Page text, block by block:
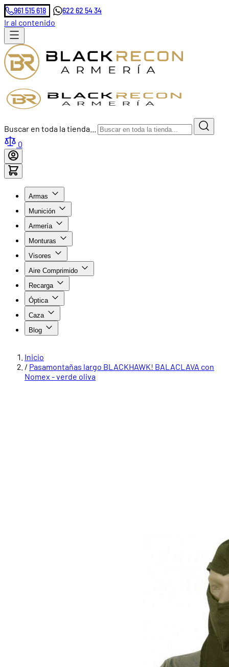
961 515 618 622 62 54 34
Ir al contenido
Buscar en toda la tienda...
0
Armas
Munición
Armería
Monturas
Visores
Aire Comprimido
Recarga
Óptica
Caza
Blog
Inicio
/ Pasamontañas largo BLACKHAWK! BALACLAVA con
Nomex - verde oliva